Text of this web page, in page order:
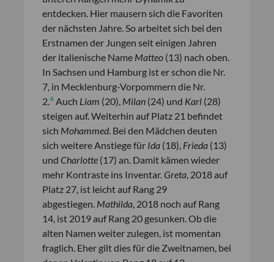
entdecken. Hier mausern sich die Favoriten
der nächsten Jahre. So arbeitet sich bei den
Erstnamen der Jungen seit einigen Jahren
der italienische Name Matteo (13) nach oben.
In Sachsen und Hamburg ist er schon die Nr.
7, in Mecklenburg-Vorpommern die Nr.
2. 4 Auch Liam (20), Milan (24) und Karl (28)
steigen auf. Weiterhin auf Platz 21 befindet
sich Mohammed . Bei den Mädchen deuten
sich weitere Anstiege für Ida (18), Frieda (13)
und Charlotte (17) an. Damit kämen wieder
mehr Kontraste ins Inventar. Greta , 2018 auf
Platz 27, ist leicht auf Rang 29
abgestiegen. Mathilda , 2018 noch auf Rang
14, ist 2019 auf Rang 20 gesunken. Ob die
alten Namen weiter zulegen, ist momentan
fraglich. Eher gilt dies für die Zweitnamen, bei